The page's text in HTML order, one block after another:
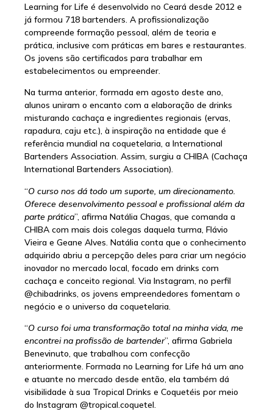
Learning for Life é desenvolvido no Ceará desde 2012 e
já formou 718 bartenders. A profissionalização
compreende formação pessoal, além de teoria e
prática, inclusive com práticas em bares e restaurantes.
Os jovens são certificados para trabalhar em
estabelecimentos ou empreender.
Na turma anterior, formada em agosto deste ano,
alunos uniram o encanto com a elaboração de drinks
misturando cachaça e ingredientes regionais (ervas,
rapadura, caju etc.), à inspiração na entidade que é
referência mundial na coquetelaria, a International
Bartenders Association. Assim, surgiu a CHIBA (Cachaça
International Bartenders Association).
“O curso nos dá todo um suporte, um direcionamento.
Oferece desenvolvimento pessoal e profissional além da
parte prática”, afirma Natália Chagas, que comanda a
CHIBA com mais dois colegas daquela turma, Flávio
Vieira e Geane Alves. Natália conta que o conhecimento
adquirido abriu a percepção deles para criar um negócio
inovador no mercado local, focado em drinks com
cachaça e conceito regional. Via Instagram, no perfil
@chibadrinks, os jovens empreendedores fomentam o
negócio e o universo da coquetelaria.
“O curso foi uma transformação total na minha vida, me
encontrei na profissão de bartender”, afirma Gabriela
Benevinuto, que trabalhou com confecção
anteriormente. Formada no Learning for Life há um ano
e atuante no mercado desde então, ela também dá
visibilidade à sua Tropical Drinks e Coquetéis por meio
do Instagram @tropical.coquetel.